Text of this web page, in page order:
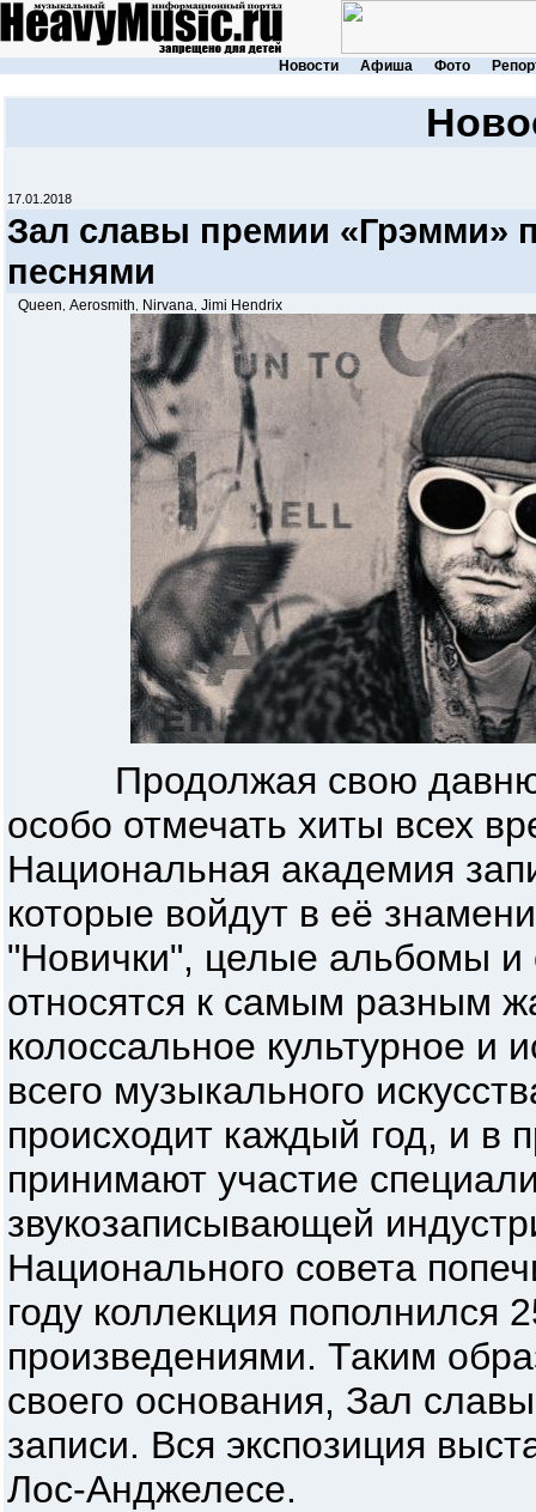
Новости Афиша Фото
17.01.2018
Зал славы премии «Грэмми»
песнями
Queen Aerosmith Nirvana Jimi Hendrix
Продолжая свою давнюю
особо отмечать хиты всех
Национальная академия
которые войдут в её
"Новички", целые альбомы и
относятся к самым разным
колоссальное культурное и
всего музыкального
происходит каждый год, и в
принимают участие
звукозаписывающей
Национального совета
году коллекция пополнился
произведениями. Таким
своего основания, Зал
записи. Вся экспозиция
Лос-Анджелесе.